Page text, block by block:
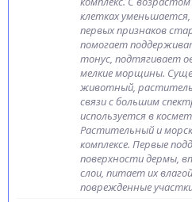
клетках
первых признаков
помогает
тонус, подтягивает
мелкие морщины.
животный,
связи с большим
используется в
Растительный и
комплексе. Первые
поверхности дермы,
слои, питает их
поврежденные